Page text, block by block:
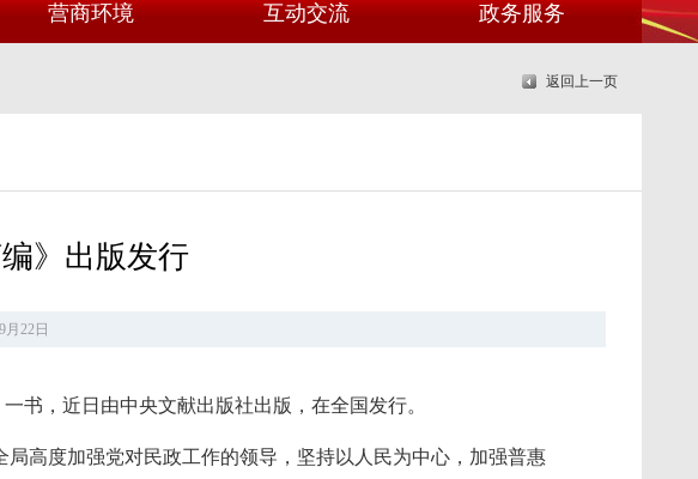
营商环境 互动交流 政务服务
返回上一页
》出版发行
月22日
书，近日由中央文献出版社出版，在全国发行。
高度加强党对民政工作的领导，坚持以人民为中心，加强普惠